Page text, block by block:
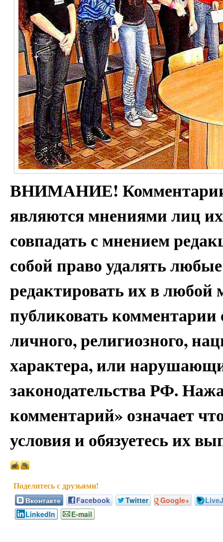
ВНИМАНИЕ! Комментарии
являются мнениями лиц
совпадать с мнением
собой право удалять
редактировать их в
публиковать
личного, религиозного,
характера, или
законодательства РФ.
комментарий» означает
условия и обязуетесь их
Вконтакте Facebook Twitter Google+
LinkedIn
E-mail